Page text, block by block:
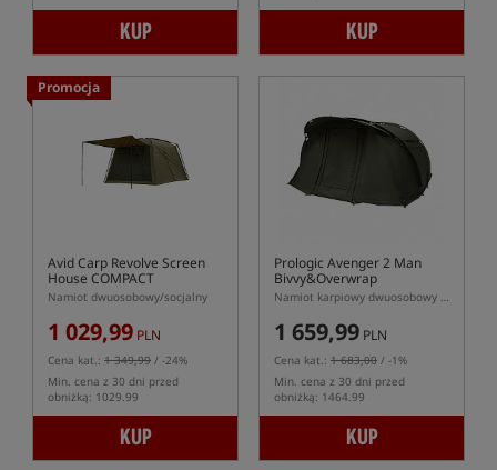
KUP KUP
Promocja
Avid Carp Revolve Screen
House COMPACT
Namiot dwuosobowy/socjalny
1 029,99 PLN
Cena kat.: 1 349,99 / -24%
Min. cena z 30 dni przed
obniżką: 1029.99
KUP
Prologic Avenger 2 Man
Bivvy&Overwrap
Namiot karpiowy dwuosobowy z narzutą
1 659,99 PLN
Cena kat.: 1 683,00 / -1%
Min. cena z 30 dni przed
obniżką: 1464.99
KUP